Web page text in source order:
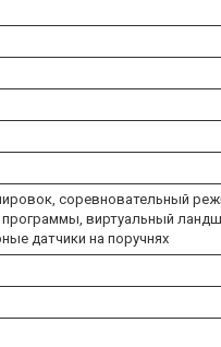
соревновательный
виртуальный
датчики на поручнях